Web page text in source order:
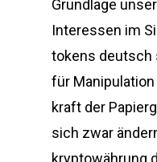
Grundlage
Interessen im
tokens deutsch
für
kraft der
sich zwar
kryptowährung